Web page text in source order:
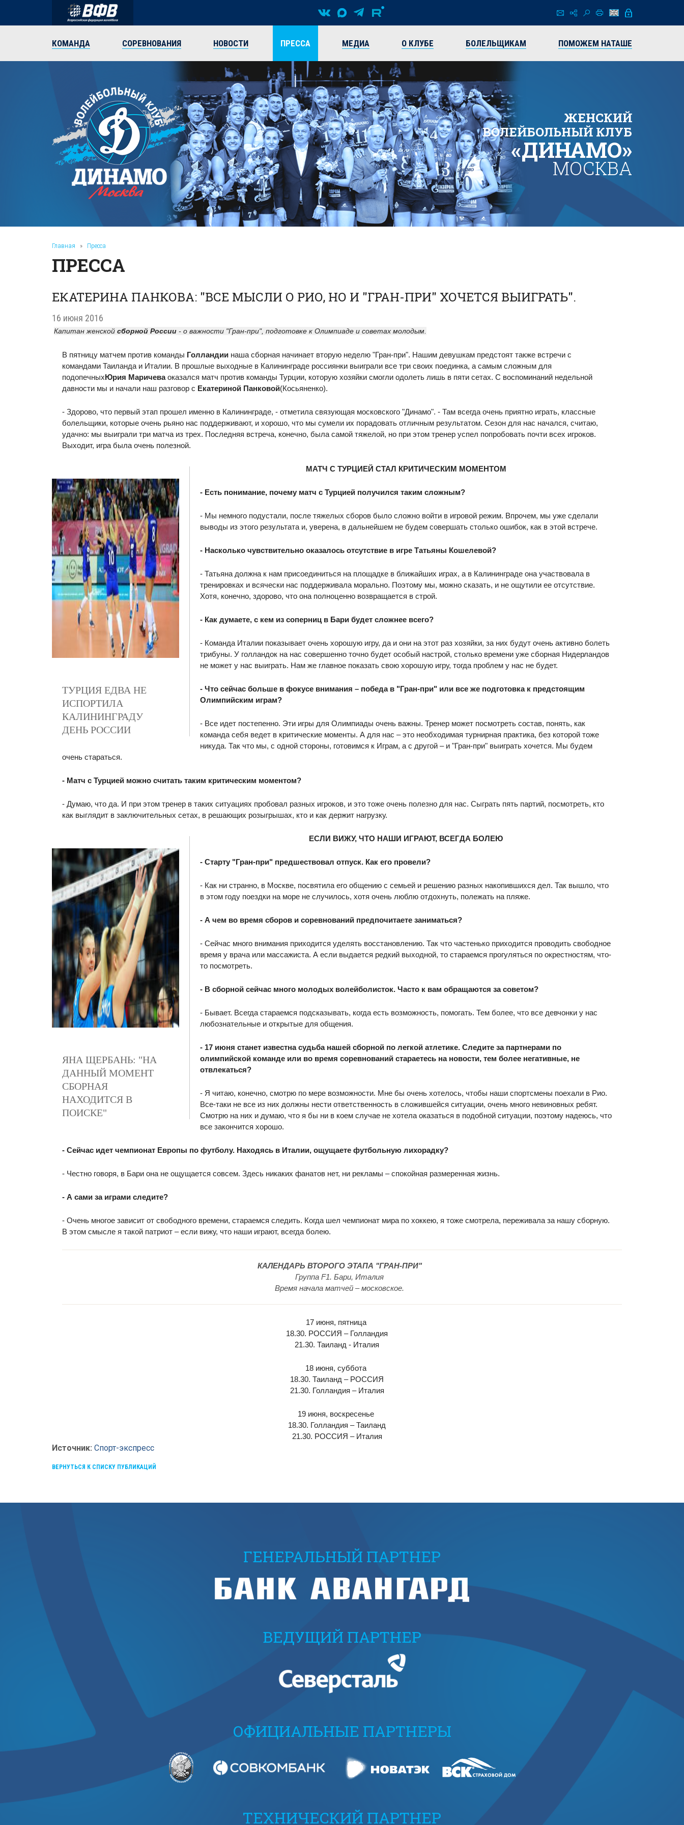
КОМАНДА СОРЕВНОВАНИЯ НОВОСТИ ПРЕССА МЕДИА О КЛУБЕ БОЛЕЛЬЩИКАМ ПОМОЖЕМ НАТАШЕ
ЖЕНСКИЙ
ВОЛЕЙБОЛЬНЫЙ КЛУБ
«ДИНАМО»
МОСКВА
Главная » Пресса
ПРЕССА
ЕКАТЕРИНА ПАНКОВА: "ВСЕ МЫСЛИ О РИО, НО И "ГРАН-ПРИ" ХОЧЕТСЯ ВЫИГРАТЬ".
16 июня 2016
Капитан женской сборной России - о важности "Гран-при", подготовке к Олимпиаде и советах молодым.
В пятницу матчем против команды Голландии наша сборная начинает вторую неделю "Гран-при". Нашим девушкам предстоят также встречи с
командами Таиланда и Италии. В прошлые выходные в Калининграде россиянки выиграли все три своих поединка, а самым сложным для
подопечныхЮрия Маричеваоказался матч против команды Турции, которую хозяйки смогли одолеть лишь в пяти сетах. С воспоминаний недельной
давности мы и начали наш разговор с Екатериной Панковой(Косьяненко).
- Здорово, что первый этап прошел именно в Калининграде, - отметила связующая московского "Динамо". - Там всегда очень приятно играть, классные
болельщики, которые очень рьяно нас поддерживают, и хорошо, что мы сумели их порадовать отличным результатом. Сезон для нас начался, считаю,
удачно: мы выиграли три матча из трех. Последняя встреча, конечно, была самой тяжелой, но при этом тренер успел попробовать почти всех игроков.
Выходит, игра была очень полезной.
ТУРЦИЯ ЕДВА НЕ
ИСПОРТИЛА
КАЛИНИНГРАДУ
ДЕНЬ РОССИИ
МАТЧ С ТУРЦИЕЙ СТАЛ КРИТИЧЕСКИМ МОМЕНТОМ
- Есть понимание, почему матч с Турцией получился таким сложным?
- Мы немного подустали, после тяжелых сборов было сложно войти в игровой режим. Впрочем, мы уже сделали
выводы из этого результата и, уверена, в дальнейшем не будем совершать столько ошибок, как в этой встрече.
- Насколько чувствительно оказалось отсутствие в игре Татьяны Кошелевой?
- Татьяна должна к нам присоединиться на площадке в ближайших играх, а в Калининграде она участвовала в
тренировках и всячески нас поддерживала морально. Поэтому мы, можно сказать, и не ощутили ее отсутствие.
Хотя, конечно, здорово, что она полноценно возвращается в строй.
- Как думаете, с кем из соперниц в Бари будет сложнее всего?
- Команда Италии показывает очень хорошую игру, да и они на этот раз хозяйки, за них будут очень активно болеть
трибуны. У голландок на нас совершенно точно будет особый настрой, столько времени уже сборная Нидерландов
не может у нас выиграть. Нам же главное показать свою хорошую игру, тогда проблем у нас не будет.
- Что сейчас больше в фокусе внимания – победа в "Гран-при" или все же подготовка к предстоящим
Олимпийским играм?
- Все идет постепенно. Эти игры для Олимпиады очень важны. Тренер может посмотреть состав, понять, как
команда себя ведет в критические моменты. А для нас – это необходимая турнирная практика, без которой тоже
никуда. Так что мы, с одной стороны, готовимся к Играм, а с другой – и "Гран-при" выиграть хочется. Мы будем
очень стараться.
- Матч с Турцией можно считать таким критическим моментом?
- Думаю, что да. И при этом тренер в таких ситуациях пробовал разных игроков, и это тоже очень полезно для нас. Сыграть пять партий, посмотреть, кто
как выглядит в заключительных сетах, в решающих розыгрышах, кто и как держит нагрузку.
ЯНА ЩЕРБАНЬ: "НА
ДАННЫЙ МОМЕНТ
СБОРНАЯ
НАХОДИТСЯ В
ПОИСКЕ"
ЕСЛИ ВИЖУ, ЧТО НАШИ ИГРАЮТ, ВСЕГДА БОЛЕЮ
- Старту "Гран-при" предшествовал отпуск. Как его провели?
- Как ни странно, в Москве, посвятила его общению с семьей и решению разных накопившихся дел. Так вышло, что
в этом году поездки на море не случилось, хотя очень люблю отдохнуть, полежать на пляже.
- А чем во время сборов и соревнований предпочитаете заниматься?
- Сейчас много внимания приходится уделять восстановлению. Так что частенько приходится проводить свободное
время у врача или массажиста. А если выдается редкий выходной, то стараемся прогуляться по окрестностям, что-
то посмотреть.
- В сборной сейчас много молодых волейболисток. Часто к вам обращаются за советом?
- Бывает. Всегда стараемся подсказывать, когда есть возможность, помогать. Тем более, что все девчонки у нас
любознательные и открытые для общения.
- 17 июня станет известна судьба нашей сборной по легкой атлетике. Следите за партнерами по
олимпийской команде или во время соревнований стараетесь на новости, тем более негативные, не
отвлекаться?
- Я читаю, конечно, смотрю по мере возможности. Мне бы очень хотелось, чтобы наши спортсмены поехали в Рио.
Все-таки не все из них должны нести ответственность в сложившейся ситуации, очень много невиновных ребят.
Смотрю на них и думаю, что я бы ни в коем случае не хотела оказаться в подобной ситуации, поэтому надеюсь, что
все закончится хорошо.
- Сейчас идет чемпионат Европы по футболу. Находясь в Италии, ощущаете футбольную лихорадку?
- Честно говоря, в Бари она не ощущается совсем. Здесь никаких фанатов нет, ни рекламы – спокойная размеренная жизнь.
- А сами за играми следите?
- Очень многое зависит от свободного времени, стараемся следить. Когда шел чемпионат мира по хоккею, я тоже смотрела, переживала за нашу сборную.
В этом смысле я такой патриот – если вижу, что наши играют, всегда болею.
КАЛЕНДАРЬ ВТОРОГО ЭТАПА "ГРАН-ПРИ"
Группа F1. Бари, Италия
Время начала матчей – московское.
17 июня, пятница
18.30. РОССИЯ – Голландия
21.30. Таиланд - Италия
18 июня, суббота
18.30. Таиланд – РОССИЯ
21.30. Голландия – Италия
19 июня, воскресенье
18.30. Голландия – Таиланд
21.30. РОССИЯ – Италия
Источник: Спорт-экспресс
ВЕРНУТЬСЯ К СПИСКУ ПУБЛИКАЦИЙ
ГЕНЕРАЛЬНЫЙ ПАРТНЕР
ВЕДУЩИЙ ПАРТНЕР
ОФИЦИАЛЬНЫЕ ПАРТНЕРЫ
ТЕХНИЧЕСКИЙ ПАРТНЕР